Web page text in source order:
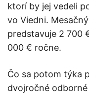
ktorí by jej vedeli
vo Viedni.
predstavuje 2 700
000 € ročne.
Čo sa potom týka
dvojročné